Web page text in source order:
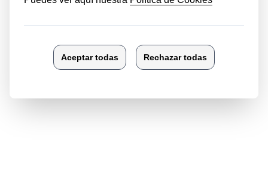
Ver más noticias